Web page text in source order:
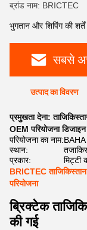
ब्रांड नाम: BRICTEC
भुगतान और शिपिंग की शर्तें
सबसे
उत्पाद का विवरण
प्रमुखता देना:
OEM परियोजना डिजाइन
परियोजना का नाम:BAHA
स्थान:
प्रकार:
मिट्टी
BRICTEC
परियोजना
ब्रिक्टेक
की गई